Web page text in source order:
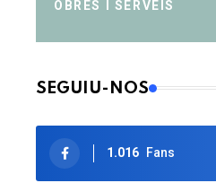
OBRES I SERVEIS
SEGUIU-NOS
1.016 Fans